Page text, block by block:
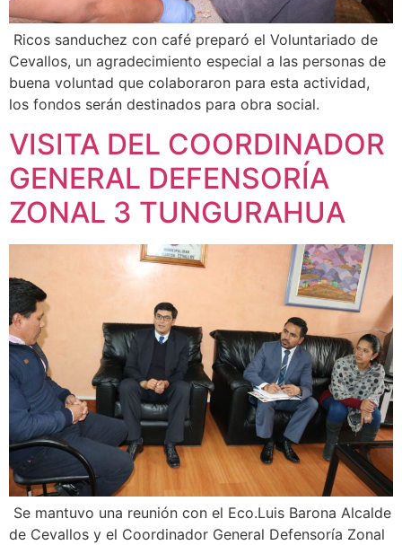
Ricos sanduchez con café preparó el Voluntariado de
Cevallos, un agradecimiento especial a las personas de
buena voluntad que colaboraron para esta actividad,
los fondos serán destinados para obra social.
VISITA DEL COORDINADOR
GENERAL DEFENSORÍA
ZONAL 3 TUNGURAHUA
Se mantuvo una reunión con el Eco.Luis Barona Alcalde
de Cevallos y el Coordinador General Defensoría Zonal